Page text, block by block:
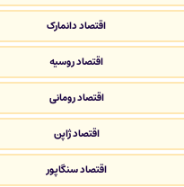
اقتصاد دانمارک
اقتصاد روسیه
اقتصاد رومانی
اقتصاد ژاپن
اقتصاد سنگاپور